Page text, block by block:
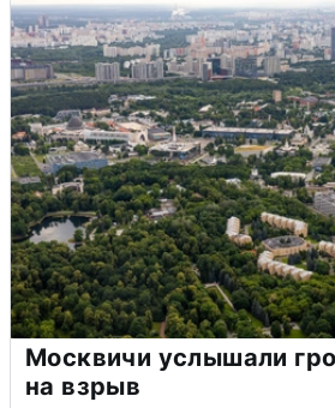
Москвичи услышали
на взрыв